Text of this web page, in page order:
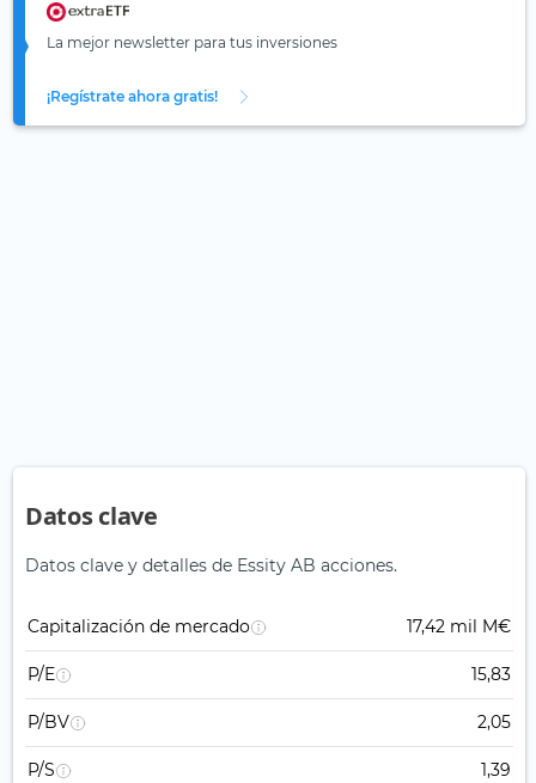
La mejor newsletter para tus inversiones
¡Regístrate ahora gratis!
Datos clave
Datos clave y detalles de Essity AB acciones.
Capitalización de mercado 17,42 mil M€
P/E 15,83
P/BV 2,05
P/S 1,39